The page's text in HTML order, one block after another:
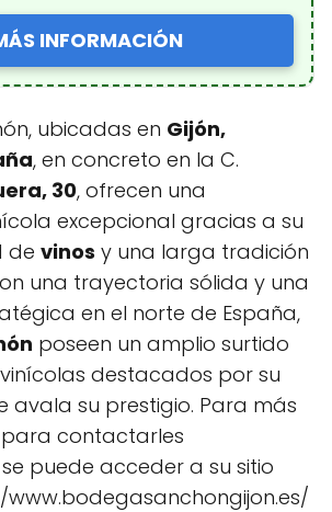
INFORMACIÓN
ubicadas en Gijón,
, en concreto en la C.
30, ofrecen una
excepcional gracias a su
de vinos y una larga tradición
una trayectoria sólida y una
en el norte de España,
poseen un amplio surtido
destacados por su
avala su prestigio. Para más
contactarles
puede acceder a su sitio